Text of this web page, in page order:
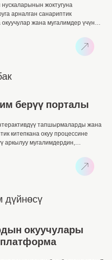
жоктугуна
арналган санариптик
жана мугалимдер үчүн
форматта алууга
берүү порталы
тапшырмаларды жана
китепкана окуу процессине
аркылуу мугалимдердин,
түзөт.
дүйнөсү
окуучулары